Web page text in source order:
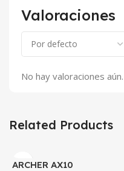
Valoraciones
No hay valoraciones aún.
Related Products
ARCHER AX10